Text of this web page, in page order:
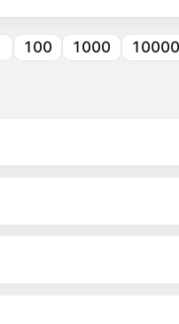
100 1000 10000